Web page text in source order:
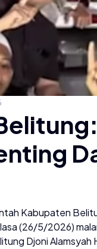
Kabupaten
(26/5/2026)
Djoni Alamsyah